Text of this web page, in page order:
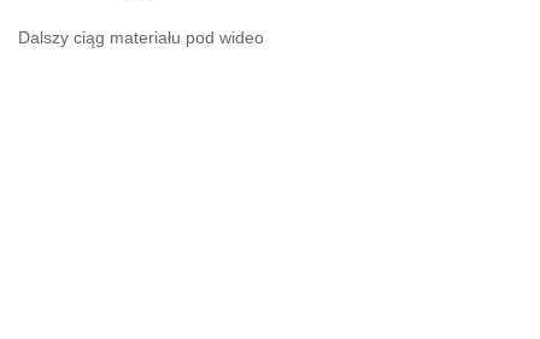
Dalszy ciąg materiału pod wideo